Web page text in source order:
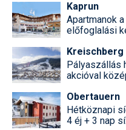
Kaprun
Apartmanok
előfoglalási
Kreischberg
Pályaszállás
akcióval
Obertauern
Hétköznapi
4 éj + 3 nap